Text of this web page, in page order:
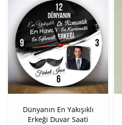
Dünyanın En Yakışıklı
Erkeği Duvar Saati